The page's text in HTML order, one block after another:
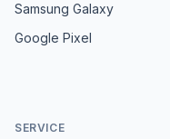
Samsung Galaxy
Google Pixel
SERVICE